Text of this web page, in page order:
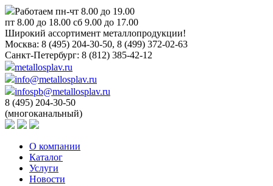
Работаем пн-чт 8.00 до 19.00
пт 8.00 до 18.00 сб 9.00 до 17.00
Широкий ассортимент металлопродукции!
Москва: 8 (495) 204-30-50, 8 (499) 372-02-63
Санкт-Петербург: 8 (812) 385-42-12
metallosplav.ru
info@metallosplav.ru
infospb@metallosplav.ru
8 (495) 204-30-50
(многоканальный)
О компании
Каталог
Услуги
Новости